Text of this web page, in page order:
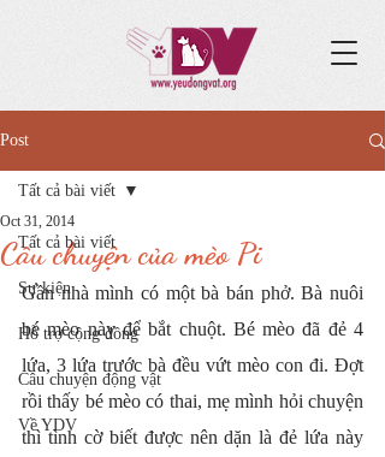
Post
Tất cả bài viết
Sự kiện
Hỗ trợ cộng đồng
Câu chuyện động vật
Về YDV
Tất cả bài viết
Câu chuyện của mèo Pi
Oct 31, 2014
Gần nhà mình có một bà bán phở. Bà nuôi
bé mèo này để bắt chuột. Bé mèo đã đẻ 4
lứa, 3 lứa trước bà đều vứt mèo con đi. Đợt
rồi thấy bé mèo có thai, mẹ mình hỏi chuyện
thì tình cờ biết được nên dặn là đẻ lứa này